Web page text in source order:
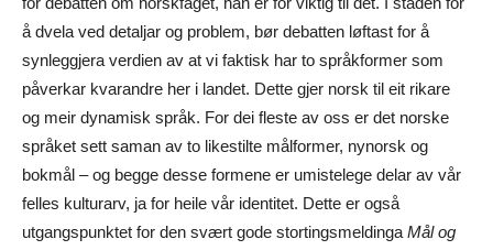
å dvela ved detaljar og problem, bør debatten løftast for å
synleggjera verdien av at vi faktisk har to språkformer som
påverkar kvarandre her i landet. Dette gjer norsk til eit rikare
og meir dynamisk språk. For dei fleste av oss er det norske
språket sett saman av to likestilte målformer, nynorsk og
bokmål – og begge desse formene er umistelege delar av vår
felles kulturarv, ja for heile vår identitet. Dette er også
utgangspunktet for den svært gode stortingsmeldinga Mål og